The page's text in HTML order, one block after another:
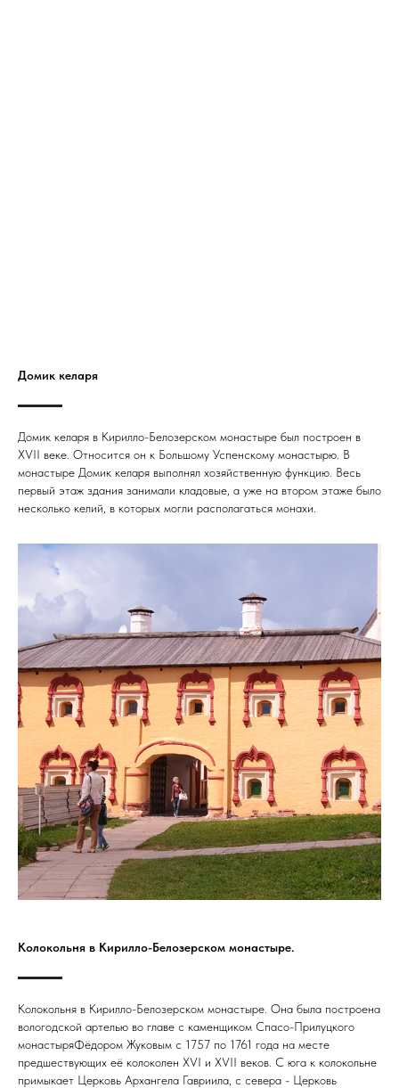
Домик келаря
Домик келаря в Кирилло-Белозерском монастыре был построен в
XVII веке. Относится он к Большому Успенскому монастырю. В
монастыре Домик келаря выполнял хозяйственную функцию. Весь
первый этаж здания занимали кладовые, а уже на втором этаже было
несколько келий, в которых могли располагаться монахи.
Колокольня в Кирилло-Белозерском монастыре.
Колокольня в Кирилло-Белозерском монастыре. Она была построена
вологодской артелью во главе с каменщиком Спасо-Прилуцкого
монастыряФёдором Жуковым с 1757 по 1761 года на месте
предшествующих её колоколен XVI и XVII веков. С юга к колокольне
примыкает Церковь Архангела Гавриила, с севера - Церковь